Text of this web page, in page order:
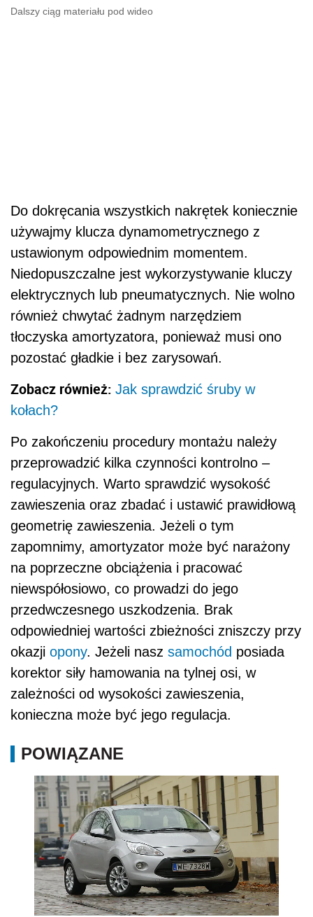
Dalszy ciąg materiału pod wideo
Do dokręcania wszystkich nakrętek koniecznie
używajmy klucza dynamometrycznego z
ustawionym odpowiednim momentem.
Niedopuszczalne jest wykorzystywanie kluczy
elektrycznych lub pneumatycznych. Nie wolno
również chwytać żadnym narzędziem
tłoczyska amortyzatora, ponieważ musi ono
pozostać gładkie i bez zarysowań.
Zobacz również: Jak sprawdzić śruby w
kołach?
Po zakończeniu procedury montażu należy
przeprowadzić kilka czynności kontrolno –
regulacyjnych. Warto sprawdzić wysokość
zawieszenia oraz zbadać i ustawić prawidłową
geometrię zawieszenia. Jeżeli o tym
zapomnimy, amortyzator może być narażony
na poprzeczne obciążenia i pracować
niewspółosiowo, co prowadzi do jego
przedwczesnego uszkodzenia. Brak
odpowiedniej wartości zbieżności zniszczy przy
okazji opony. Jeżeli nasz samochód posiada
korektor siły hamowania na tylnej osi, w
zależności od wysokości zawieszenia,
konieczna może być jego regulacja.
POWIĄZANE